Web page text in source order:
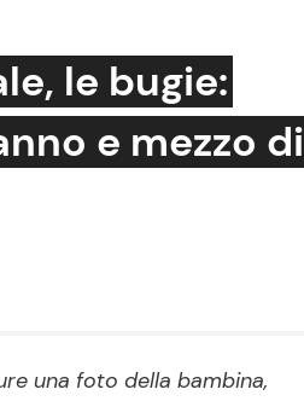
e Ricette
le bugie:
e mezzo di
una foto della bambina,